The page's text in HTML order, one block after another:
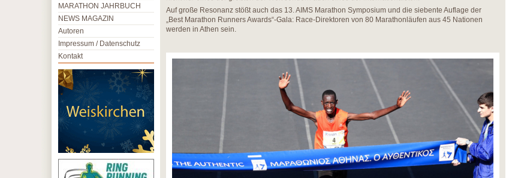
Auf große Resonanz stößt auch das 13. AIMS Marathon Symposium und die siebente Auflage der
„Best Marathon Runners Awards“-Gala: Race-Direktoren von 80 Marathonläufen aus 45 Nationen
werden in Athen sein.
MARATHON JAHRBUCH
NEWS MAGAZIN
Autoren
Impressum / Datenschutz
Kontakt